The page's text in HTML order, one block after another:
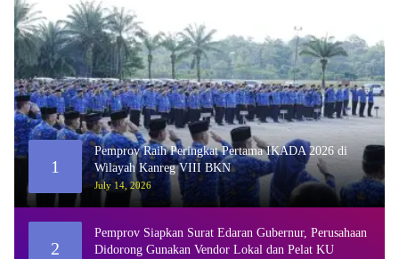
1
Pemprov Raih Peringkat Pertama IKADA 2026 di
Wilayah Kanreg VIII BKN
July 14, 2026
2
Pemprov Siapkan Surat Edaran Gubernur, Perusahaan
Didorong Gunakan Vendor Lokal dan Pelat KU